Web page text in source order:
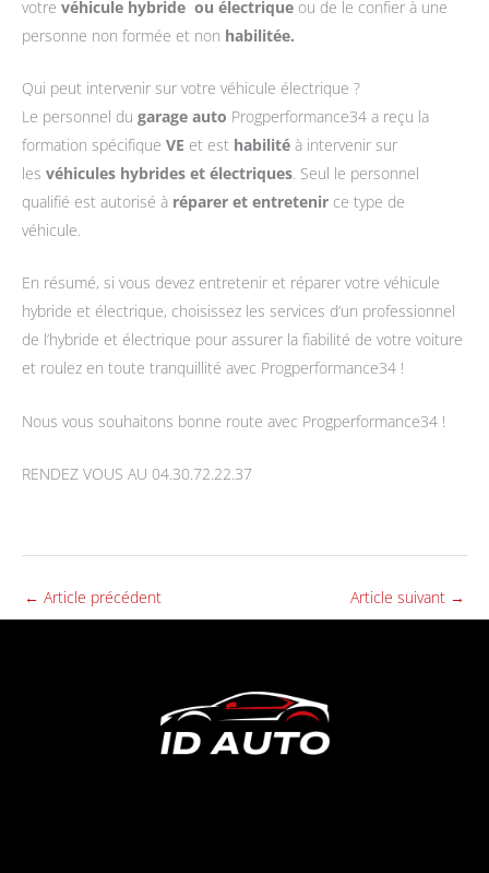
votre véhicule hybride ou électrique ou de le confier à une
personne non formée et non habilitée.
Qui peut intervenir sur votre véhicule électrique ?
Le personnel du garage auto Progperformance34 a reçu la
formation spécifique VE et est habilité à intervenir sur
les véhicules hybrides et électriques. Seul le personnel
qualifié est autorisé à réparer et entretenir ce type de
véhicule.
En résumé, si vous devez entretenir et réparer votre véhicule
hybride et électrique, choisissez les services d’un professionnel
de l’hybride et électrique pour assurer la fiabilité de votre voiture
et roulez en toute tranquillité avec Progperformance34 !
Nous vous souhaitons bonne route avec Progperformance34 !
RENDEZ VOUS AU 04.30.72.22.37
← Article précédent Article suivant →